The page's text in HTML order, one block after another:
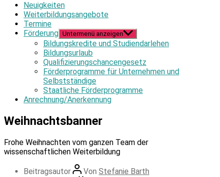
Neuigkeiten
Weiterbildungsangebote
Termine
Förderung Untermenü anzeigen
Bildungskredite und Studiendarlehen
Bildungsurlaub
Qualifizierungschancengesetz
Förderprogramme für Unternehmen und
Selbstständige
Staatliche Förderprogramme
Anrechnung/Anerkennung
Weihnachtsbanner
Frohe Weihnachten vom ganzen Team der
wissenschaftlichen Weiterbildung
Beitragsautor Von Stefanie Barth